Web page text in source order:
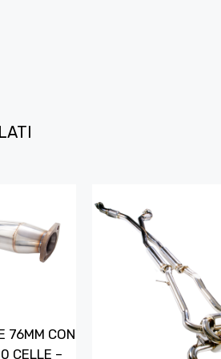
76MM CON
CELLE –